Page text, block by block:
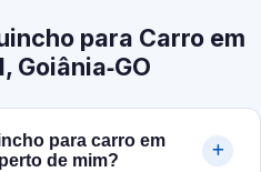
para Carro em
Goiânia‑GO
para carro em
de mim?